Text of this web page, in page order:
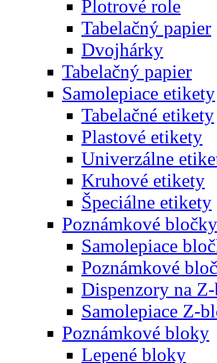
Plotrové role
Tabelačný papier
Dvojhárky
Tabelačný papier
Samolepiace etikety
Tabelačné etikety
Plastové etikety
Univerzálne
Kruhové etikety
Špeciálne etikety
Poznámkové bločky
Samolepiace
Poznámkové
Dispenzory na
Samolepiace Z-
Poznámkové bloky
Lepené bloky